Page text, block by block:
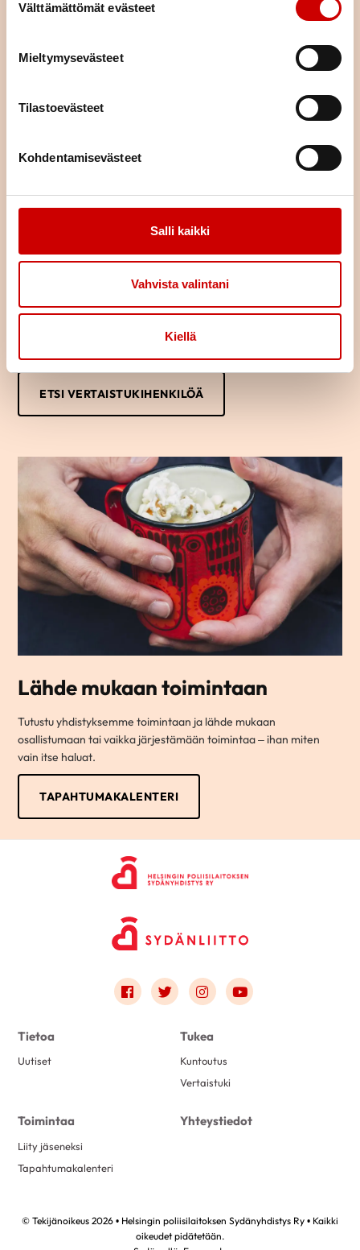
Välttämättömät evästeet
Mieltymysevästeet
Tilastoevästeet
Kohdentamisevästeet
Salli kaikki
Vahvista valintani
Kiellä
Löydä oma tukijasi
Oletko sairastunut tai sairastuneen läheinen? Haluaisitko jutella
kokemuksistasi toisen samankaltaista kokeneen kanssa?
Usein saman kokenut osaa parhaiten tukea sydänsairastunutta
tai hänen läheistään ja auttaa jaksamaan arjessa. Kuka vaan voi
ottaa yhteyttä vertaistukihenkilöön.
ETSI VERTAISTUKIHENKILÖÄ
Lähde mukaan toimintaan
Tutustu yhdistyksemme toimintaan ja lähde mukaan
osallistumaan tai vaikka järjestämään toimintaa – ihan miten
vain itse haluat.
TAPAHTUMAKALENTERI
Link to facebook
Link to twitter
Link to instagram
Link to youtube
Tietoa
Uutiset
Tukea
Kuntoutus
Vertaistuki
Toimintaa
Liity jäseneksi
Tapahtumakalenteri
Yhteystiedot
© Tekijänoikeus 2026 • Helsingin poliisilaitoksen Sydänyhdistys Ry • Kaikki
oikeudet pidätetään.